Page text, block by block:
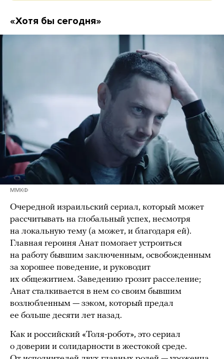
«Хотя бы сегодня»
ММКФ
Очередной израильский сериал, который может
рассчитывать на глобальный успех, несмотря
на локальную тему (а может, и благодаря ей).
Главная героиня Анат помогает устроиться
на работу бывшим заключенным, освобожденным
за хорошее поведение, и руководит
их общежитием. Заведению грозит расселение;
Анат сталкивается в нем со своим бывшим
возлюбленным — зэком, который предал
ее больше десяти лет назад.
Как и российский «Толя-робот», это сериал
о доверии и солидарности в жестокой среде.